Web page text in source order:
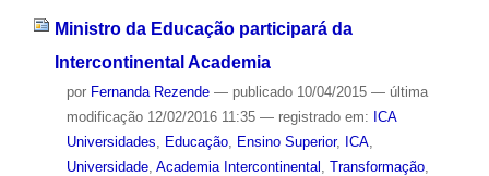
Ministro da Educação participará da
Intercontinental Academia
por Fernanda Rezende — publicado10/04/2015 — última
modificação12/02/2016 11:35 — registrado em: ICA
Universidades
Educação, Ensino Superior, ICA,
Universidade, Academia Intercontinental Transformação,